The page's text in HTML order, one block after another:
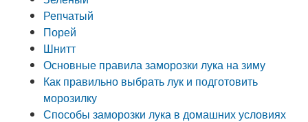
Репчатый
Порей
Шнитт
Основные правила заморозки лука на зиму
Как правильно выбрать лук и подготовить
морозилку
Способы заморозки лука в домашних условиях